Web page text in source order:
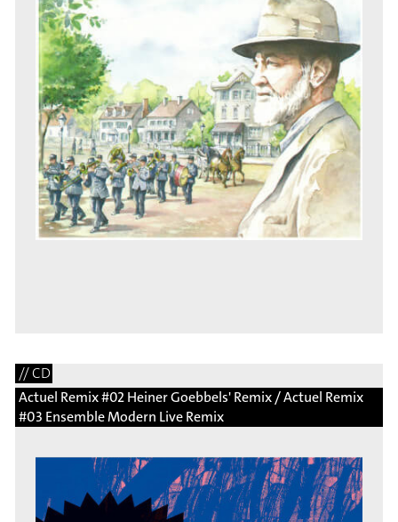
// CD
Actuel Remix #02 Heiner Goebbels' Remix / Actuel Remix
#03 Ensemble Modern Live Remix